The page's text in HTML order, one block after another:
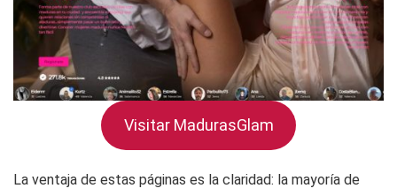
Visitar MadurasGlam
La ventaja de estas páginas es la claridad: la mayoría de